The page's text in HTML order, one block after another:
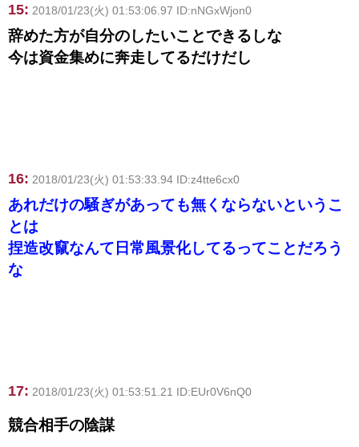
15: 2018/01/23(火) 01:53:06.97 ID:nNGxWjon0
辞めた方が自分のしたいことできるしな
今は資金集めに奔走してるだけだし
16: 2018/01/23(火) 01:53:33.94 ID:z4tte6cx0
あれだけの騒ぎがあっても無くならないというこ
とは
捏造改竄なんて日常風景化してるってことだろう
な
17: 2018/01/23(火) 01:53:51.21 ID:EUr0V6nQ0
競合相手の陰謀